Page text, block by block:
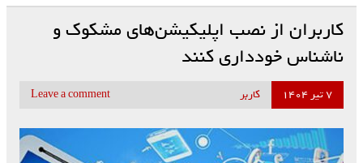
کاربران از نصب اپلیکیشن‌های مشکوک و
ناشناس خودداری کنند
۷ تیر ۱۴۰۴ کاربر Leave a comment